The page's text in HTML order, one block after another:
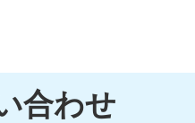
合わせ